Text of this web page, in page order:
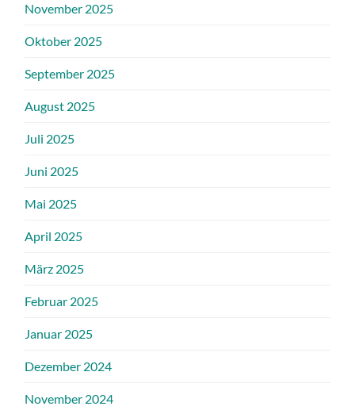
November 2025
Oktober 2025
September 2025
August 2025
Juli 2025
Juni 2025
Mai 2025
April 2025
März 2025
Februar 2025
Januar 2025
Dezember 2024
November 2024